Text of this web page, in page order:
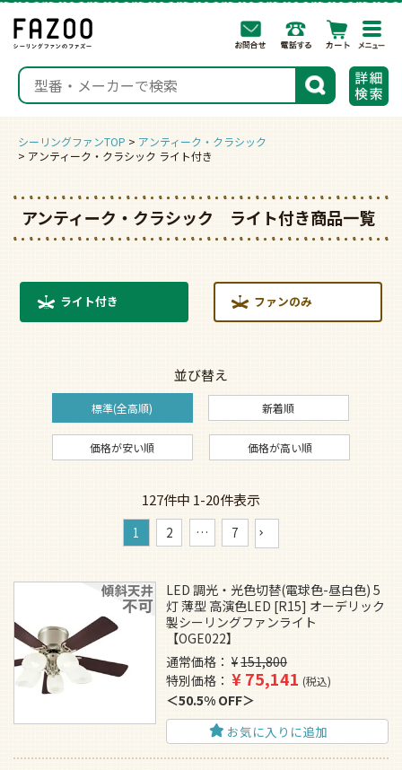
検索
シーリングファンTOP
アンティーク・クラシック
アンティーク・クラシック ライト付き
アンティーク・クラシック ライト付き商品一覧
ライト付き ファンのみ
並び替え
標準(全高順) 新着順
価格が安い順 価格が高い順
127件中 1-20件表示
1 2 … 7
LED 調光・光色切替(電球色-昼白色) 5
灯 薄型 高演色LED [R15] オーデリック
製シーリングファンライト
【OGE022】
通常価格
¥151,800
特別価格
¥75,141 税込
50.5% OFF
お気に入りに追加